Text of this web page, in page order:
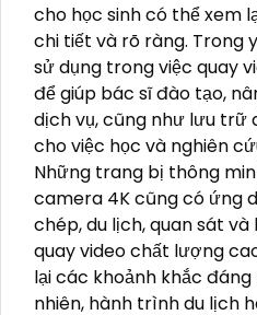
cho học sinh có thể xem
chi tiết và rõ ràng. Trong
sử dụng trong việc quay
để giúp bác sĩ đào tạo,
dịch vụ, cũng như lưu trữ
cho việc học và nghiên
Những trang bị thông
camera 4K cũng có ứng
chép, du lịch, quan sát
quay video chất lượng
lại các khoảnh khắc
nhiên, hành trình du lịch